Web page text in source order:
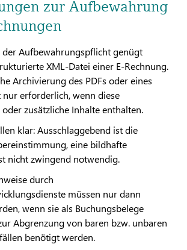
zur Aufbewahrung
Aufbewahrungspflicht genügt
XML-Datei einer E-Rechnung.
Archivierung des PDFs oder eines
nur erforderlich, wenn diese
zusätzliche Inhalte enthalten.
klar: Ausschlaggebend ist die
eine bildhafte
nicht zwingend notwendig.
durch
müssen nur dann
wenn sie als Buchungsbelege
Abgrenzung von baren bzw. unbaren
benötigt werden.